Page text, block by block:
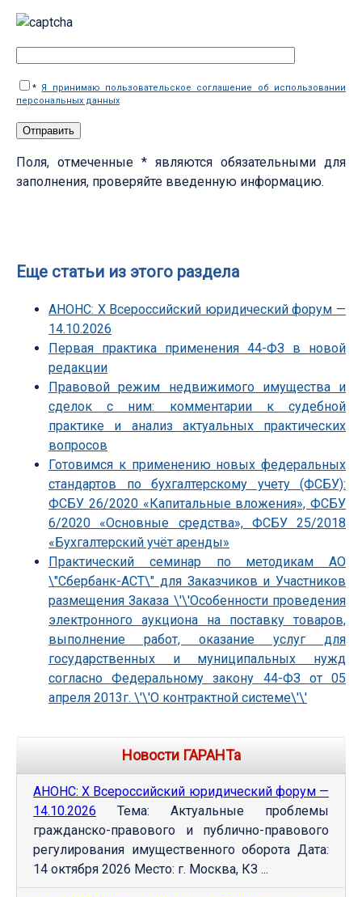
* Я принимаю пользовательское соглашение об использовании
персональных данных
Поля, отмеченные * являются обязательными для
заполнения, проверяйте введенную информацию.
Еще статьи из этого раздела
АНОНС: Х Всероссийский юридический форум —
14.10.2026
Первая практика применения 44-ФЗ в новой
редакции
Правовой режим недвижимого имущества и
сделок с ним: комментарии к судебной
практике и анализ актуальных практических
вопросов
Готовимся к применению новых федеральных
стандартов по бухгалтерскому учету (ФСБУ):
ФСБУ 26/2020 «Капитальные вложения», ФСБУ
6/2020 «Основные средства», ФСБУ 25/2018
«Бухгалтерский учёт аренды»
Практический семинар по методикам АО
\"Сбербанк-АСТ\" для Заказчиков и Участников
размещения Заказа \'\'Особенности проведения
электронного аукциона на поставку товаров,
выполнение работ, оказание услуг для
государственных и муниципальных нужд
согласно Федеральному закону 44-ФЗ от 05
апреля 2013г. \'\'О контрактной системе\'\'
Новости ГАРАНТа
АНОНС: Х Всероссийский юридический форум —
14.10.2026 Тема: Актуальные проблемы
гражданско-правового и публично-правового
регулирования имущественного оборота Дата:
14 октября 2026 Место: г. Москва, КЗ ...